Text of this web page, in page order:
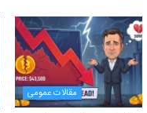
مقالات عمومی